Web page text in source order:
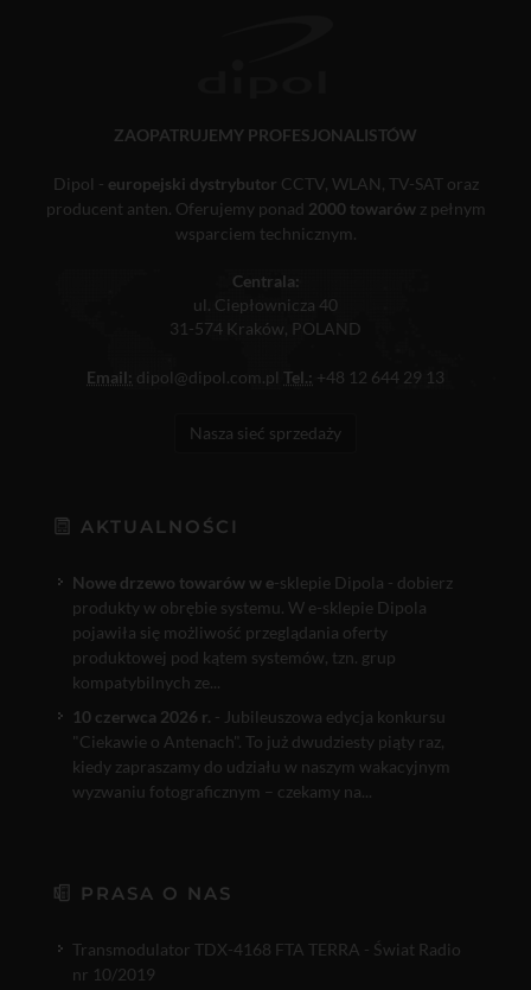
ZAOPATRUJEMY PROFESJONALISTÓW
Dipol - europejski dystrybutor CCTV, WLAN, TV-SAT oraz
producent anten. Oferujemy ponad 2000 towarówz pełnym
wsparciem technicznym.
Centrala:
ul. Ciepłownicza 40
31-574 Kraków, POLAND
Email: dipol@dipol.com.pl Tel.: +48 12 644 29 13
Nasza sieć sprzedaży
AKTUALNOŚCI
Nowe drzewo towarów w e-sklepie Dipola - dobierz
produkty w obrębie systemu. W e-sklepie Dipola
pojawiła się możliwość przeglądania oferty
produktowej pod kątem systemów, tzn. grup
kompatybilnych ze...
10 czerwca 2026 r. - Jubileuszowa edycja konkursu
"Ciekawie o Antenach". To już dwudziesty piąty raz,
kiedy zapraszamy do udziału w naszym wakacyjnym
wyzwaniu fotograficznym – czekamy na...
PRASA O NAS
Transmodulator TDX-4168 FTA TERRA - Świat Radio
nr 10/2019